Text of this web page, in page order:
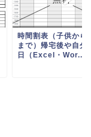
時間割表（子供から
まで）帰宅後や自分
日（Excel・Wor...